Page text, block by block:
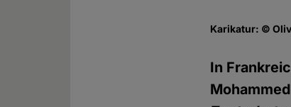
Karikatur: ©
In